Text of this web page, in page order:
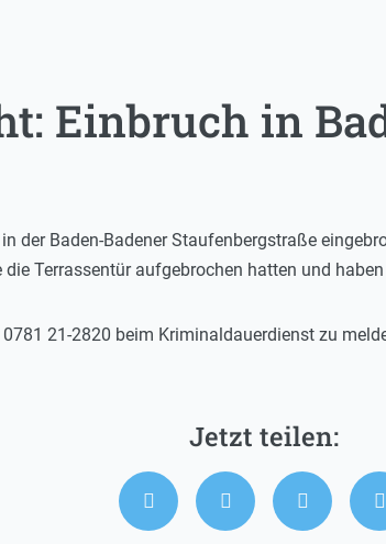
Einbruch in
der Baden-Badener Staufenbergstraße
Terrassentür aufgebrochen hatten und
21-2820 beim Kriminaldauerdienst zu